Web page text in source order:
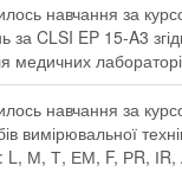
навчання за
за CLSI EP 15-A3
медичних
навчання за
вимірювальної
L, М, Т, ЕМ, F, РR,